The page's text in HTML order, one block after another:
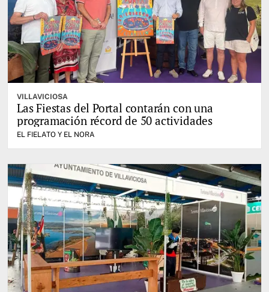
VILLAVICIOSA
Las Fiestas del Portal contarán con una
programación récord de 50 actividades
EL FIELATO Y EL NORA